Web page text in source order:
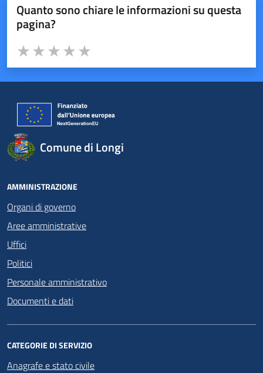
Quanto sono chiare le informazioni su questa
pagina?
Valuta da 1 a 5 stelle la pagina
Valuta 5 stelle su 5
Valuta 4 stelle su 5
Valuta 3 stelle su 5
Valuta 2 stelle su 5
Valuta 1 stelle su 5
Comune di Longi
AMMINISTRAZIONE
Organi di governo
Aree amministrative
Uffici
Politici
Personale amministrativo
Documenti e dati
CATEGORIE DI SERVIZIO
Anagrafe e stato civile